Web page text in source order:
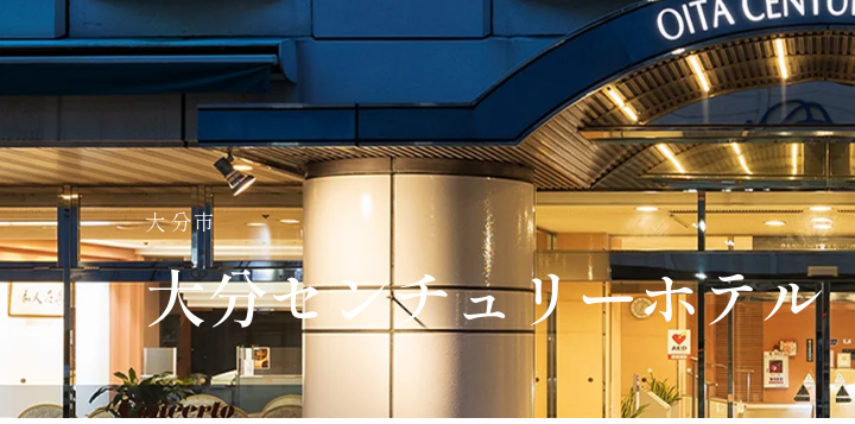
大分市
大分センチュリーホテル